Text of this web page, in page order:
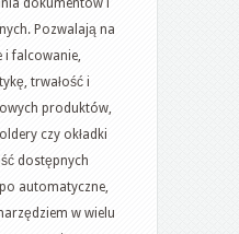
i
poligraficzne
dokumentów i
Pozwalają na
i falcowanie,
trwałość i
produktów,
czy okładki
dostępnych
automatyczne,
w wielu